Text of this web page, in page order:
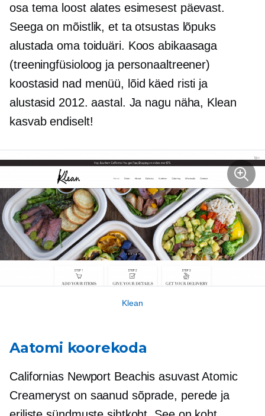
osa tema loost alates esimesest päevast.
Seega on mõistlik, et ta otsustas lõpuks
alustada oma toiduäri. Koos abikaasaga
(treeningfüsioloog ja personaaltreener)
koostasid nad menüü, lõid käed risti ja
alustasid 2012. aastal. Ja nagu näha, Klean
kasvab endiselt!
Klean
Aatomi koorekoda
Californias Newport Beachis asuvast Atomic
Creameryst on saanud sõprade, perede ja